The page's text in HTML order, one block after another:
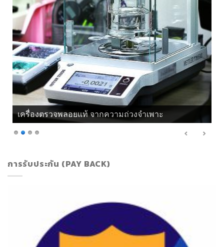
เครื่องตรวจพลอยแท้ จากความถ่วงจำเพาะ
การรับประกัน (PAY BACK)